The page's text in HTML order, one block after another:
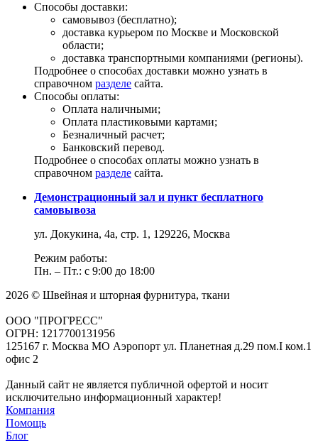
Способы доставки:
самовывоз (бесплатно);
доставка курьером по Москве и Московской
области;
доставка транспортными компаниями (регионы).
Подробнее о способах доставки можно узнать в
справочном разделе сайта.
Способы оплаты:
Оплата наличными;
Оплата пластиковыми картами;
Безналичный расчет;
Банковский перевод.
Подробнее о способах оплаты можно узнать в
справочном разделе сайта.
Демонстрационный зал и пункт бесплатного
самовывоза
ул. Докукина, 4а, стр. 1, 129226, Москва
Режим работы:
Пн. – Пт.: с 9:00 до 18:00
2026 © Швейная и шторная фурнитура, ткани
ООО "ПРОГРЕСС"
ОГРН: 1217700131956
125167 г. Москва МО Аэропорт ул. Планетная д.29 пом.I ком.1
офис 2
Данный сайт не является публичной офертой и носит
исключительно информационный характер!
Компания
Помощь
Блог